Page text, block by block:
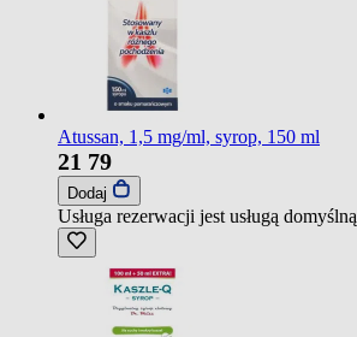
Atussan, 1,5 mg/ml, syrop, 150 ml
21 79
Dodaj
Usługa rezerwacji jest usługą domyślną